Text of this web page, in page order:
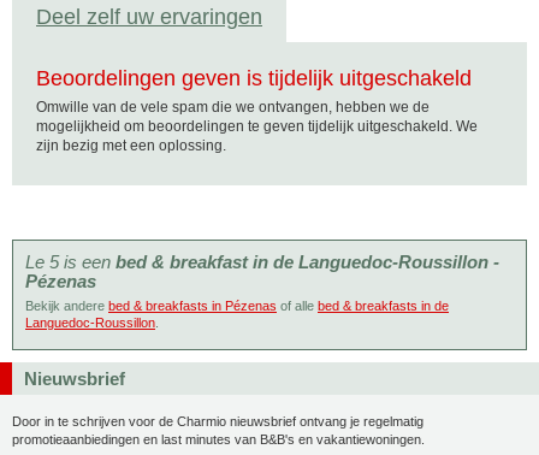
Deel zelf uw ervaringen
Beoordelingen geven is tijdelijk uitgeschakeld
Omwille van de vele spam die we ontvangen, hebben we de
mogelijkheid om beoordelingen te geven tijdelijk uitgeschakeld. We
zijn bezig met een oplossing.
Le 5 is een bed & breakfast in de Languedoc-Roussillon -
Pézenas
Bekijk andere bed & breakfasts in Pézenas of alle bed & breakfasts in de
Languedoc-Roussillon
Nieuwsbrief
Door in te schrijven voor de Charmio nieuwsbrief ontvang je regelmatig
promotieaanbiedingen en last minutes van B&B's en vakantiewoningen.